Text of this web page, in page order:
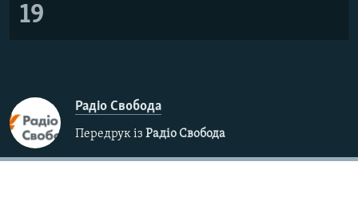
19
Радіо Свобода
Передрук із Радіо Свобода